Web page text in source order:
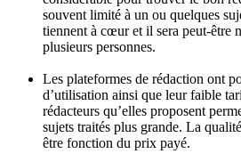
souvent limité à un ou quelques
tiennent à cœur et il sera peut-être
plusieurs personnes.
Les plateformes de rédaction ont
d’utilisation ainsi que leur faible
rédacteurs qu’elles proposent
sujets traités plus grande. La
être fonction du prix payé.